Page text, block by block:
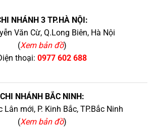
NHÁNH 3 TP.HÀ NỘI:
Văn Cừ, Q.Long Biên, Hà Nội
(Xem bản đồ)
thoại: 0977 602 688
CHI NHÁNH BẮC NINH:
Lân mới, P. Kinh Bắc, TP.Bắc Ninh
(Xem bản đồ)